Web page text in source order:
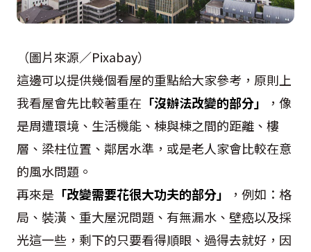
（圖片來源／Pixabay）
這邊可以提供幾個看屋的重點給大家參考，原則上
我看屋會先比較著重在 「沒辦法改變的部分」
，像
是周遭環境、生活機能、棟與棟之間的距離、樓
層、梁柱位置、鄰居水準，或是老人家會比較在意
的風水問題。
再來是 「改變需要花很大功夫的部分」
，例如：格
局、裝潢、重大屋況問題、有無漏水、壁癌以及採
光這一些，剩下的只要看得順眼、過得去就好，因